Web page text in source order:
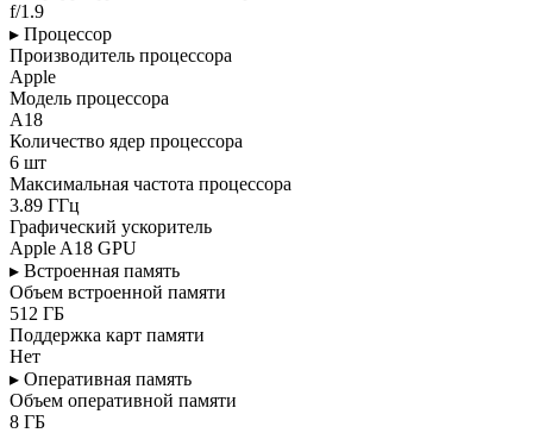
f/1.9
▸ Процессор
Производитель процессора
Apple
Модель процессора
A18
Количество ядер процессора
6 шт
Максимальная частота процессора
3.89 ГГц
Графический ускоритель
Apple A18 GPU
▸ Встроенная память
Объем встроенной памяти
512 ГБ
Поддержка карт памяти
Нет
▸ Оперативная память
Объем оперативной памяти
8 ГБ